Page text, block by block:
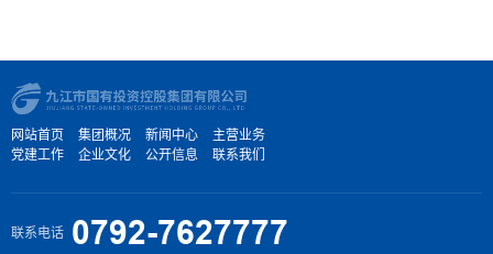
网站首页 集团概况 新闻中心
主营业务
党建工作
企业文化 公开信息 联系我们
联系电话 0792-7627777